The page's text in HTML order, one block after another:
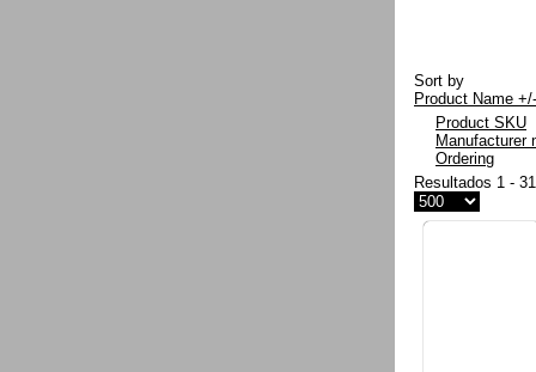
Sort by
Product Name +/-
Product SKU
Manufacturer
Ordering
Resultados 1 -